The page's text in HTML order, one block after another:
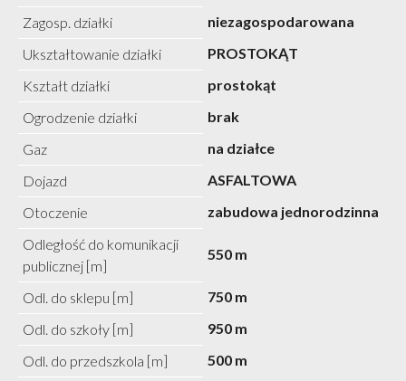
Zagosp. działki
niezagospodarowana
Ukształtowanie działki
PROSTOKĄT
Kształt działki
prostokąt
Ogrodzenie działki
brak
Gaz
na działce
Dojazd
ASFALTOWA
Otoczenie
zabudowa jednorodzinna
Odległość do komunikacji
publicznej [m]
550 m
Odl. do sklepu [m]
750 m
Odl. do szkoły [m]
950 m
Odl. do przedszkola [m]
500 m